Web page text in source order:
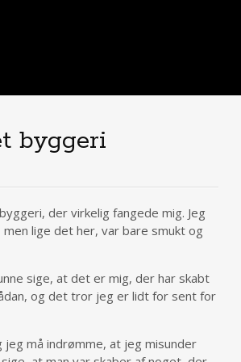
byggeri
der virkelig fangede mig. Jeg
lige det her, var bare smukt og
sige, at det er mig, der har skabt
og det tror jeg er lidt for sent for
må indrømme, at jeg misunder